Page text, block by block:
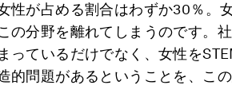
性が占める割合はわずか30％。
の分野を離れてしまうのです。
っているだけでなく、女性を
的問題があるということを、こ